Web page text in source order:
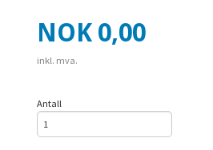
Pris
NOK 0,00
inkl. mva.
Antall